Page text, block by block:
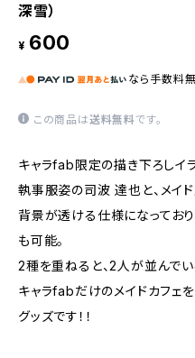
深雪）
¥ 600
なら 手数料
この商品は送料無料です。
キャラfab限定の描き下ろしイ
執事服姿の司波 達也と、メイ
背景が透ける仕様になってお
も可能。
2種を重ねると、2人が並んで
キャラfabだけのメイドカフェ
グッズです！！